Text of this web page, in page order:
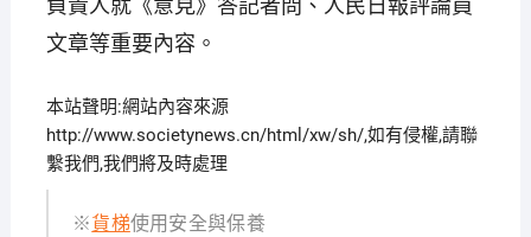
負責人就《意見》答記者問、人民日報評論員
文章等重要內容。
本站聲明:網站內容來源
http://www.societynews.cn/html/xw/sh/,如有侵權,請聯
繫我們,我們將及時處理
※貨梯使用安全與保養